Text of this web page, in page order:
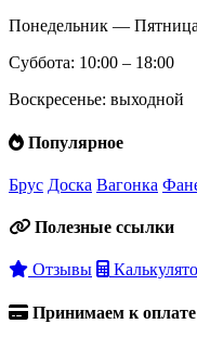
Понедельник —
Суббота: 10:00 – 18:00
Воскресенье: выходной
Популярное
Брус Доска Вагонка
Полезные ссылки
Отзывы
Принимаем к оплате